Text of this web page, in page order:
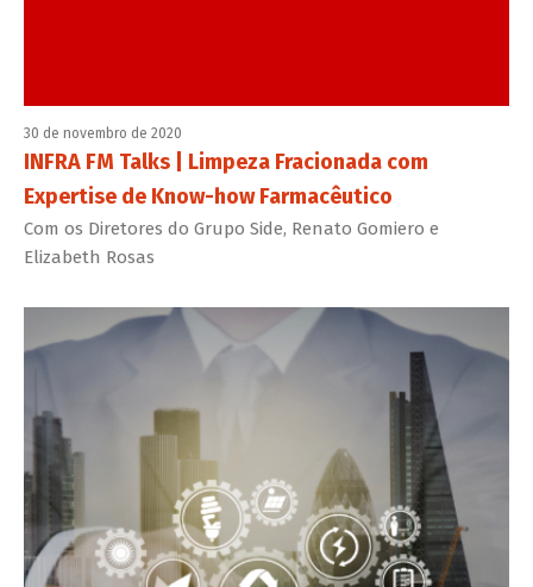
30 de novembro de 2020
INFRA FM Talks | Limpeza Fracionada com
Expertise de Know-how Farmacêutico
Com os Diretores do Grupo Side, Renato Gomiero e
Elizabeth Rosas